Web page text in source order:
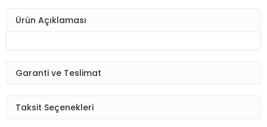
Ürün Açıklaması
Garanti ve Teslimat
Taksit Seçenekleri